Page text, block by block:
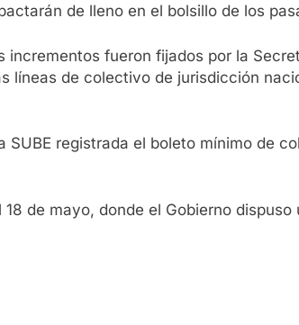
de lleno en el bolsillo de los
fueron fijados por la
líneas de colectivo de jurisdicción
SUBE registrada el boleto mínimo de
de mayo, donde el Gobierno